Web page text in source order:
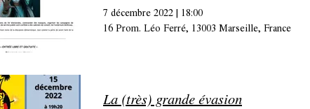
7 décembre 2022
18:00
16 Prom. Léo Ferré, 13003 Marseille, France
La (très) grande évasion